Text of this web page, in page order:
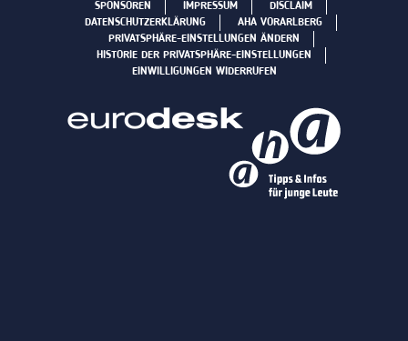
SPONSOREN
IMPRESSUM
DISCLAIM
DATENSCHUTZERKLÄRUNG
AHA VORARLBERG
PRIVATSPHÄRE-EINSTELLUNGEN ÄNDERN
HISTORIE DER PRIVATSPHÄRE-EINSTELLUNGEN
EINWILLIGUNGEN WIDERRUFEN